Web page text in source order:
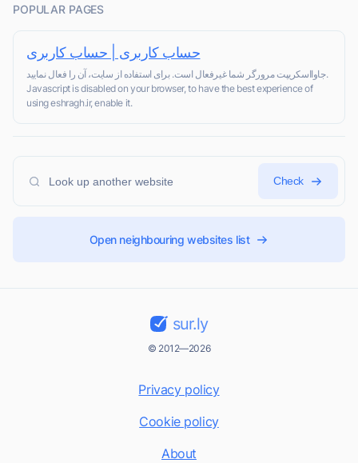
POPULAR PAGES
حساب کاربری | حساب کاربری
جاوااسکریپت مرورگر شما غیرفعال است. برای استفاده از سایت، آن را فعال نمایید.
Javascript is disabled on your browser, to have the best experience of
using eshragh.ir, enable it.
Check
Open neighbouring websites list
sur.ly
© 2012—2026
Privacy policy
Cookie policy
About